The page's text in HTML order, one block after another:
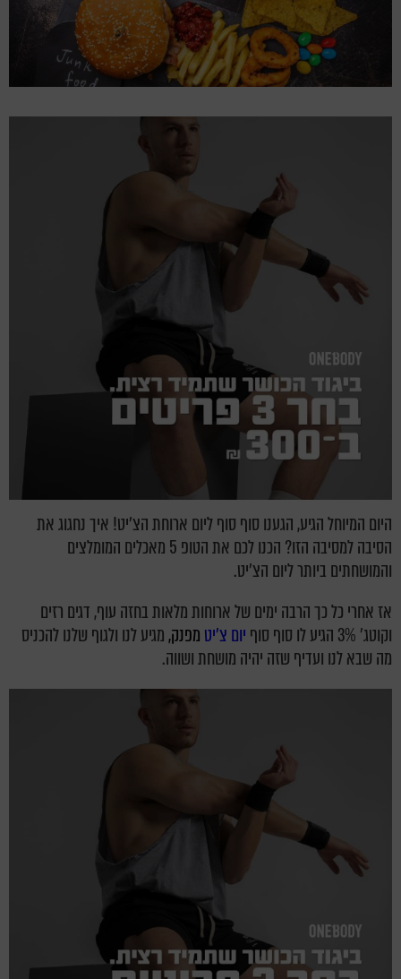
היום המיוחל הגיע, הגענו סוף סוף ליום ארוחת הצ'יט! איך נחגוג את
הסיבה למסיבה הזו? הכנו לכם את הטופ 5 מאכלים המומלצים
והמושחתים ביותר ליום הצ'יט.
אז אחרי כל כך הרבה ימים של ארוחות מלאות בחזה עוף, דגים רזים
וקוטג' 3% הגיע לו סוף סוף
יום צ'יט מפנק,מגיע לנו ולגוף שלנו להכניס
מה שבא לנו ועדיף שזה יהיה מושחת ושווה.